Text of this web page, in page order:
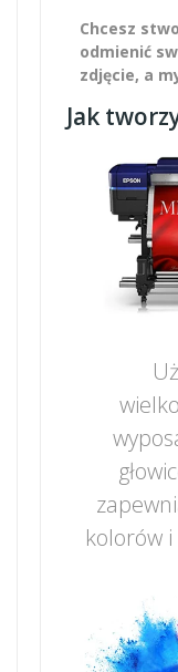
Chcesz
odmienić
zdjęcie, a
Jak
kolorów i